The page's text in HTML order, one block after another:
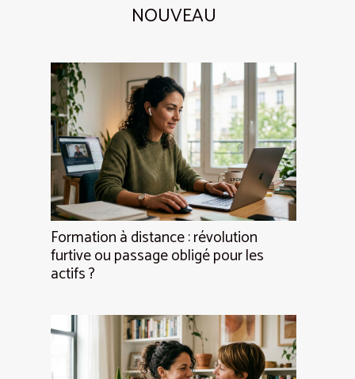
NOUVEAU
Formation à distance : révolution
furtive ou passage obligé pour les
actifs ?